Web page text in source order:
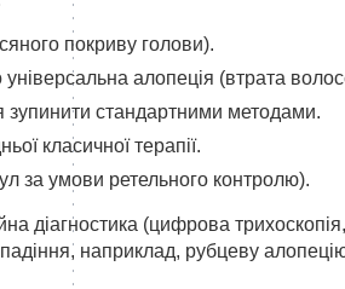
покриву голови).
алопеція (втрата
зупинити стандартними методами.
класичної терапії.
за умови ретельного контролю).
(цифрова трихоскопія,
наприклад, рубцеву